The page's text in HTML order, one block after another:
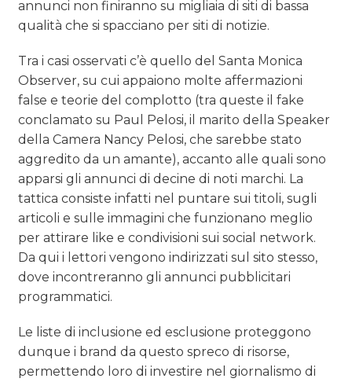
annunci non finiranno su migliaia di siti di bassa
qualità che si spacciano per siti di notizie.
Tra i casi osservati c’è quello del Santa Monica
Observer, su cui appaiono molte affermazioni
false e teorie del complotto (tra queste il fake
conclamato su Paul Pelosi, il marito della Speaker
della Camera Nancy Pelosi, che sarebbe stato
aggredito da un amante), accanto alle quali sono
apparsi gli annunci di decine di noti marchi. La
tattica consiste infatti nel puntare sui titoli, sugli
articoli e sulle immagini che funzionano meglio
per attirare like e condivisioni sui social network.
Da qui i lettori vengono indirizzati sul sito stesso,
dove incontreranno gli annunci pubblicitari
programmatici.
Le liste di inclusione ed esclusione proteggono
dunque i brand da questo spreco di risorse,
permettendo loro di investire nel giornalismo di